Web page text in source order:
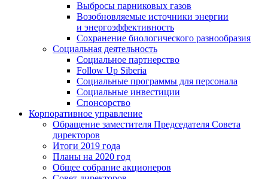
Выбросы парниковых газов
Возобновляемые источники энергии
и энергоэффективность
Сохранение биологического разнообразия
Социальная деятельность
Социальное партнерство
Follow Up Siberia
Социальные программы для персонала
Социальные инвестиции
Спонсорство
Корпоративное управление
Обращение заместителя Председателя Совета
директоров
Итоги 2019 года
Планы на 2020 год
Общее собрание акционеров